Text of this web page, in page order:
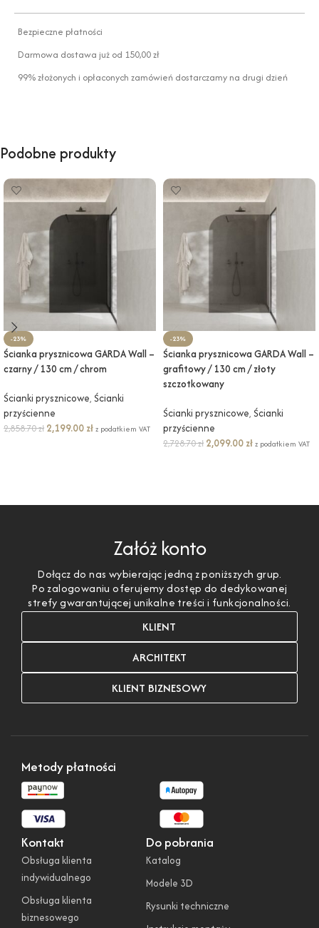
Bezpieczne płatności
Darmowa dostawa już od 150,00 zł
99% złożonych i opłaconych zamówień dostarczamy na drugi dzień
Podobne produkty
-23%
Ścianka prysznicowa GARDA Wall –
czarny / 130 cm / chrom
Ścianki prysznicowe, Ścianki
przyścienne
2,858.70zł 2,199.00 złz podatkiem VAT
-23%
Ścianka prysznicowa GARDA Wall –
grafitowy / 130 cm / złoty
szczotkowany
Ścianki prysznicowe, Ścianki
przyścienne
2,728.70zł 2,099.00 złz podatkiem VAT
Załóż konto
Dołącz do nas wybierając jedną z poniższych grup.
Po zalogowaniu oferujemy dostęp do dedykowanej
strefy gwarantującej unikalne treści i funkcjonalności.
KLIENT
ARCHITEKT
KLIENT BIZNESOWY
Kontakt
Obsługa klienta
indywidualnego
Obsługa klienta
biznesowego
Do pobrania
Katalog
Modele 3D
Rysunki techniczne
Metody płatności